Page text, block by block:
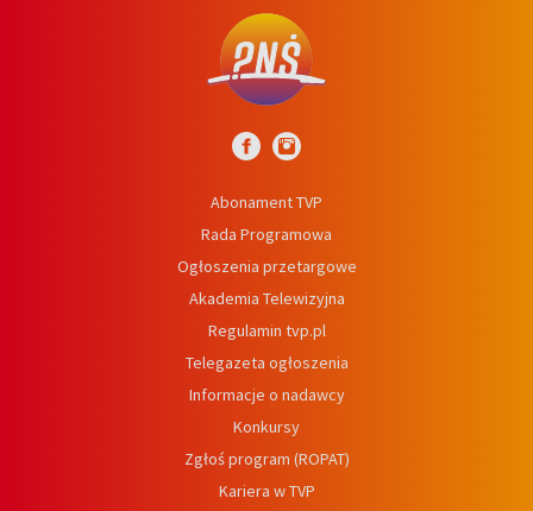
Abonament TVP
Rada Programowa
Ogłoszenia przetargowe
Akademia Telewizyjna
Regulamin tvp.pl
Telegazeta ogłoszenia
Informacje o nadawcy
Konkursy
Zgłoś program (ROPAT)
Kariera w TVP